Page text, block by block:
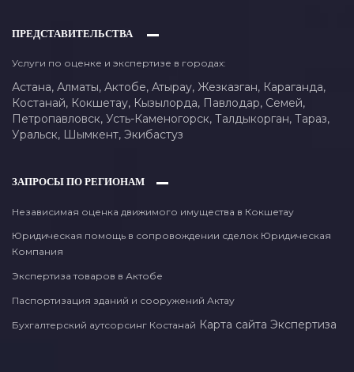
ПРЕДСТАВИТЕЛЬСТВА
Услуги по оценке и экспертизе в городах:
Астана, Алматы, Актобе, Атырау, Жезказган, Караганда,
Костанай, Кокшетау, Кызылорда, Павлодар, Семей,
Петропавловск, Усть-Каменогорск, Талдыкорган, Тараз,
Уральск, Шымкент, Экибастуз
ЗАПРОСЫ ПО РЕГИОНАМ
Независимая оценка движимого имущества в Кокшетау
Юридическая помощь в сопровождении сделок Юридическая
Компания
Экспертиза товаров в Актобе
Паспортизация зданий и сооружений Актау
Бухгалтерский аутсорсинг Костанай Карта сайта Экспертиза